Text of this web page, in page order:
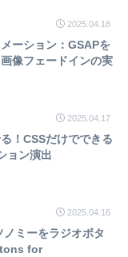
2025.04.18
ーション：GSAPを
像フェードインの実
2025.04.17
！CSSだけでできる
ョン演出
2025.04.16
ミーをラジオボタ
for